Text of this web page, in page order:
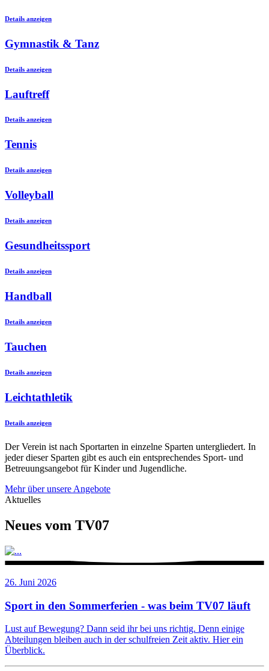
Details anzeigen
Gymnastik & Tanz
Details anzeigen
Lauftreff
Details anzeigen
Tennis
Details anzeigen
Volleyball
Details anzeigen
Gesundheitssport
Details anzeigen
Handball
Details anzeigen
Tauchen
Details anzeigen
Leichtathletik
Details anzeigen
Der Verein ist nach Sportarten in einzelne Sparten untergliedert. In
jeder dieser Sparten gibt es auch ein entsprechendes Sport- und
Betreuungsangebot für Kinder und Jugendliche.
Mehr über unsere Angebote
Aktuelles
Neues vom TV07
26. Juni 2026
Sport in den Sommerferien - was beim TV07 läuft
Lust auf Bewegung? Dann seid ihr bei uns richtig. Denn einige
Abteilungen bleiben auch in der schulfreien Zeit aktiv. Hier ein
Überblick.